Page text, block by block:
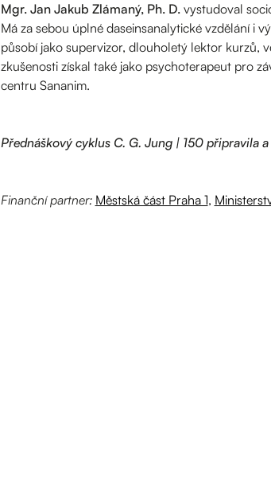
Mgr. Jan Jakub Zlámaný, Ph. D. vystudoval
Má za sebou úplné daseinsanalytické vzdělání i
působí jako supervizor, dlouholetý lektor kurzů,
zkušenosti získal také jako psychoterapeut pro
centru Sananim.
Přednáškový cyklus C. G. Jung | 150 připravila
Finanční partner: Městská část Praha 1,